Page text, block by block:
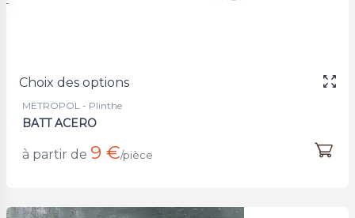
Choix des options
METROPOL - Plinthe
BATT ACERO
à partir de 9 €/pièce